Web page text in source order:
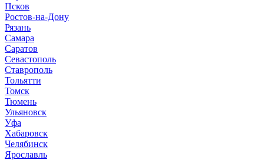
Псков
Ростов-на-Дону
Рязань
Самара
Саратов
Севастополь
Ставрополь
Тольятти
Томск
Тюмень
Ульяновск
Уфа
Хабаровск
Челябинск
Ярославль